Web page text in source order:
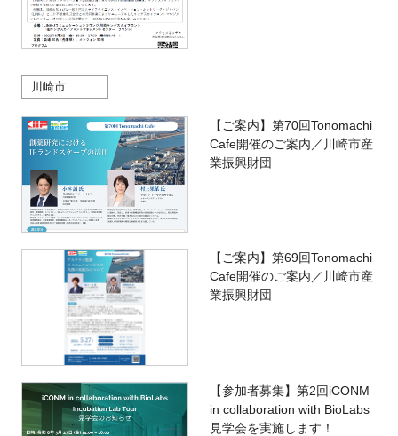
川崎市
【ご案内】第70回Tonomachi
Cafe開催のご案内／川崎市産
業振興財団
【ご案内】第69回Tonomachi
Cafe開催のご案内／川崎市産
業振興財団
【参加者募集】第2回iCONM
in collaboration with BioLabs
見学会を実施します！